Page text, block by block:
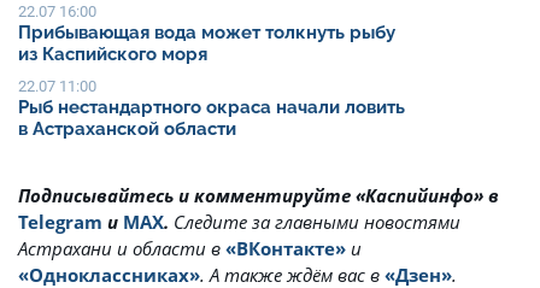
22.07 16:00
Прибывающая вода может толкнуть рыбу
из Каспийского моря
22.07 11:00
Рыб нестандартного окраса начали ловить
в Астраханской области
Подписывайтесь и комментируйте «Каспийинфо» в
Telegram и MAX. Cледите за главными новостями
Астрахани и области в «ВКонтакте» и
«Одноклассниках». А также ждём вас в «Дзен».